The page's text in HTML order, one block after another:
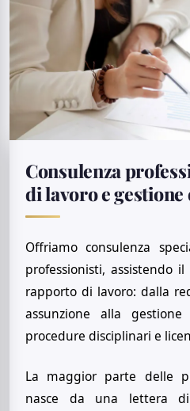
Consulenza
di lavoro e
Offriamo consulenza
professionisti, assistendo
rapporto di lavoro: dalla
assunzione alla
procedure disciplinari e
La maggior parte delle
nasce da una lettera